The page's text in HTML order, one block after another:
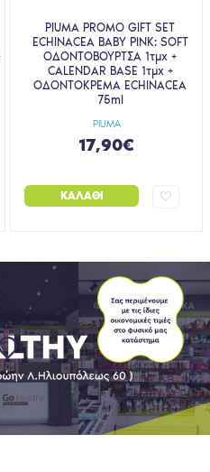
PIUMA
PIUMA PROMO GIFT SET
ECHINACEA BABY PINK: SOFT
ΟΔΟΝΤΟΒΟΥΡΤΣΑ 1τμχ +
CALENDAR BASE 1τμχ +
ΟΔΟΝΤΟΚΡΕΜΑ ECHINACEA
75ml
17,90€
ΚΑΛΆΘΙ